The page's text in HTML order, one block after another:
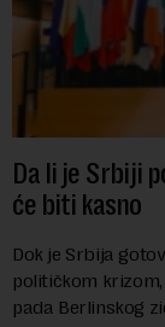
Da li je Srbiji
će biti kasno
Dok je Srbija
političkom
pada Berlinskog